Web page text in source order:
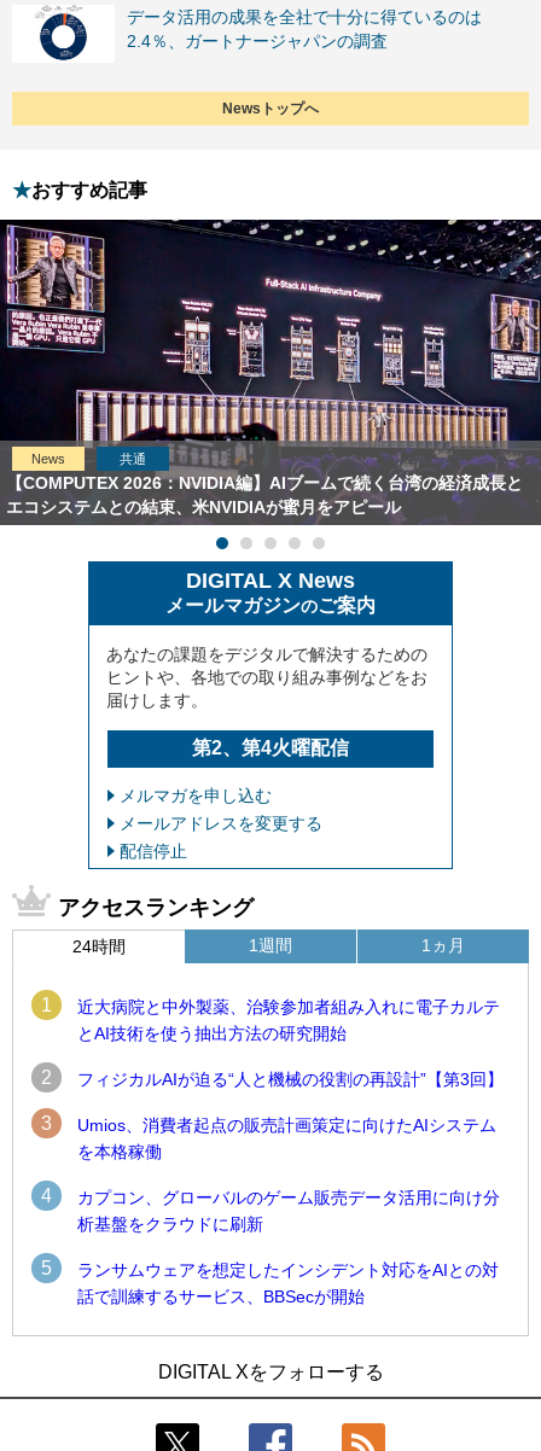
データ活用の成果を全社で十分に得ているのは
2.4％、ガートナージャパンの調査
Newsトップへ
おすすめ記事
News 共通
【COMPUTEX 2026：NVIDIA編】AIブームで続く台湾の経済成長と
エコシステムとの結束、米NVIDIAが蜜月をアピール
DIGITAL X News
メールマガジンのご案内
あなたの課題をデジタルで解決するための
ヒントや、各地での取り組み事例などをお
届けします。
第2、第4火曜配信
メルマガを申し込む
メールアドレスを変更する
配信停止
アクセスランキング
24時間
1
近大病院と中外製薬、治験参加者組み入れに電子カルテ
とAI技術を使う抽出方法の研究開始
2 フィジカルAIが迫る“人と機械の役割の再設計”【第3回】
3
Umios、消費者起点の販売計画策定に向けたAIシステム
を本格稼働
4
カプコン、グローバルのゲーム販売データ活用に向け分
析基盤をクラウドに刷新
5
ランサムウェアを想定したインシデント対応をAIとの対
話で訓練するサービス、BBSecが開始
1週間
近大病院と中外製薬、治験参加者組み入れに電子カルテとAI
1ヵ月
合基盤を本格稼働
鹿島建設、鋼管柱へのコンクリート充填時の異常を検出する
DIGITAL Xをフォローする